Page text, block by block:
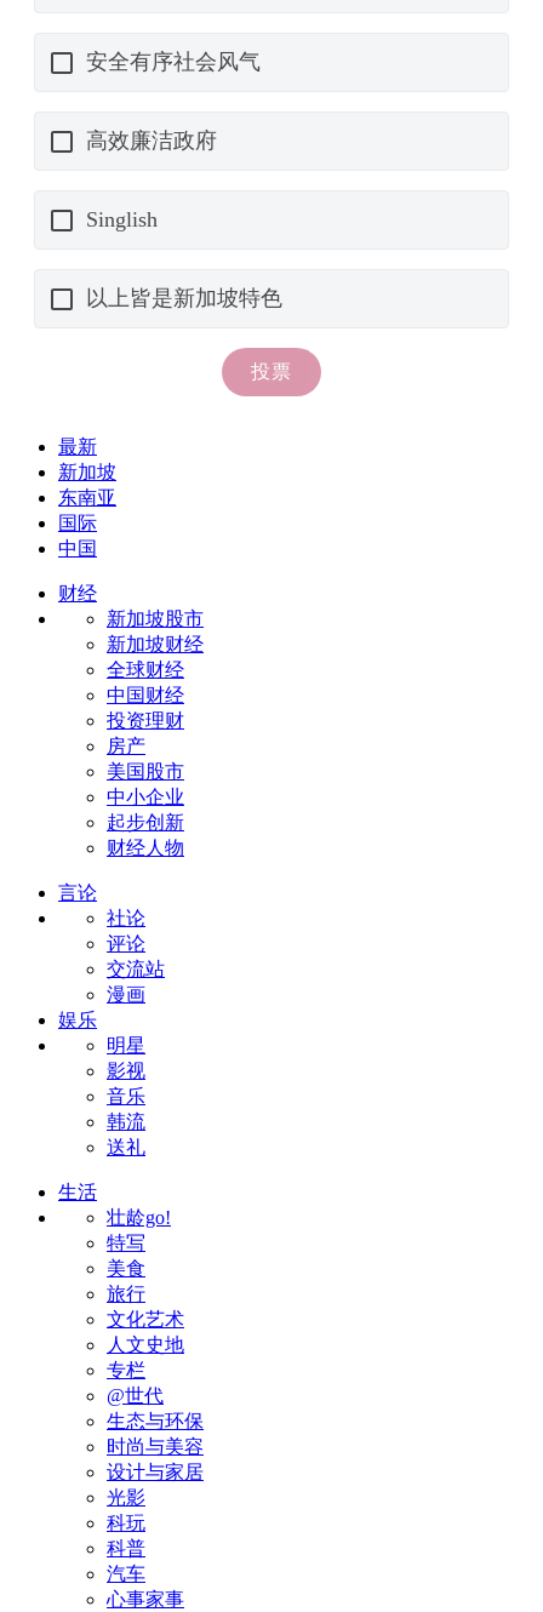
最新
新加坡
东南亚
国际
中国
财经
新加坡股市
新加坡财经
全球财经
中国财经
投资理财
房产
美国股市
中小企业
起步创新
财经人物
言论
社论
评论
交流站
漫画
娱乐
明星
影视
音乐
韩流
送礼
生活
壮龄go!
特写
美食
旅行
文化艺术
人文史地
专栏
@世代
生态与环保
时尚与美容
设计与家居
光影
科玩
科普
汽车
心事家事